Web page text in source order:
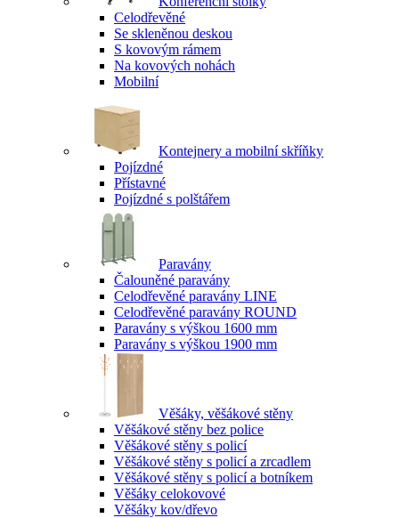
Celodřevěné
Se skleněnou deskou
S kovovým rámem
Na kovových nohách
Mobilní
Kontejnery a mobilní skříňky
Pojízdné
Přístavné
Pojízdné s polštářem
Paravány
Čalouněné paravány
Celodřevěné paravány LINE
Celodřevěné paravány ROUND
Paravány s výškou 1600 mm
Paravány s výškou 1900 mm
Věšáky, věšákové stěny
Věšákové stěny bez police
Věšákové stěny s policí
Věšákové stěny s policí a zrcadlem
Věšákové stěny s policí a botníkem
Věšáky celokovové
Věšáky kov/dřevo